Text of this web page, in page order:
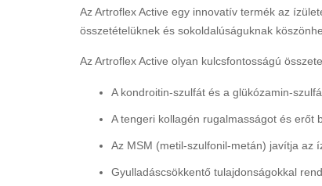
Az Artroflex Active egy innovatív termék az
összetételüknek és sokoldalúságuknak
Az Artroflex Active olyan kulcsfontosságú
A kondroitin-szulfát és a glükózamin-
A tengeri kollagén rugalmasságot és erőt
Az MSM (metil-szulfonil-metán) javítja az
Gyulladáscsökkentő tulajdonságokkal